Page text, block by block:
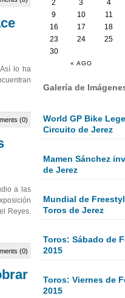
lo ha
(0)
a las
Reyes.
(0)
« AGO
2
3 4
9
10 11
16
17 18
23
24 25
30
Galería de
World GP Bike
Circuito de Jerez
Mamen Sánchez
de Jerez
Mundial de
Toros de Jerez
Toros: Sábado de
2015
Toros: Viernes de
2015